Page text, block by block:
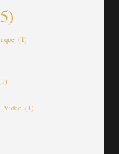
(1)
Video (1)